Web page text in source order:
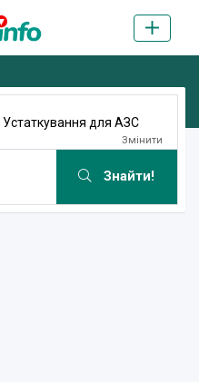
Устаткування для АЗС
Змінити
Знайти!